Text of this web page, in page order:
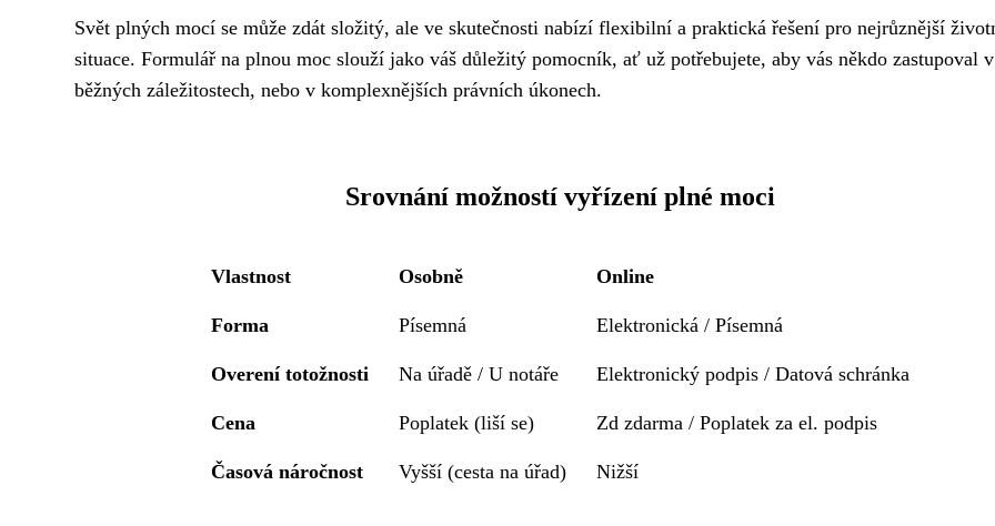
Svět plných mocí se může zdát složitý, ale ve skutečnosti nabízí flexibilní a praktická řešení pro nejrůznější
situace. Formulář na plnou moc slouží jako váš důležitý pomocník, ať už potřebujete, aby vás někdo zastupoval v
běžných záležitostech, nebo v komplexnějších právních úkonech.
Srovnání možností vyřízení plné moci
Vlastnost Osobně Online
Forma Písemná Elektronická / Písemná
Overení totožnosti Na úřadě / U notáře Elektronický podpis / Datová schránka
Cena Poplatek (liší se) Zd zdarma / Poplatek za el. podpis
Časová náročnost Vyšší (cesta na úřad) Nižší